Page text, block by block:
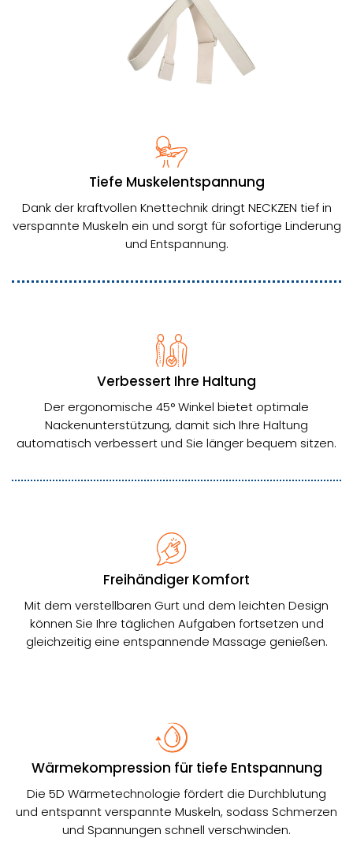
Tiefe Muskelentspannung
Dank der kraftvollen Knettechnik dringt NECKZEN tief in
verspannte Muskeln ein und sorgt für sofortige Linderung
und Entspannung.
Verbessert Ihre Haltung
Der ergonomische 45° Winkel bietet optimale
Nackenunterstützung, damit sich Ihre Haltung
automatisch verbessert und Sie länger bequem sitzen.
Freihändiger Komfort
Mit dem verstellbaren Gurt und dem leichten Design
können Sie Ihre täglichen Aufgaben fortsetzen und
gleichzeitig eine entspannende Massage genießen.
Wärmekompression für tiefe Entspannung
Die 5D Wärmetechnologie fördert die Durchblutung
und entspannt verspannte Muskeln, sodass Schmerzen
und Spannungen schnell verschwinden.